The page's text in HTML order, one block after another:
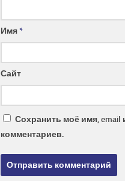
Имя*
Сайт
Сохранить моё имя,
комментариев.